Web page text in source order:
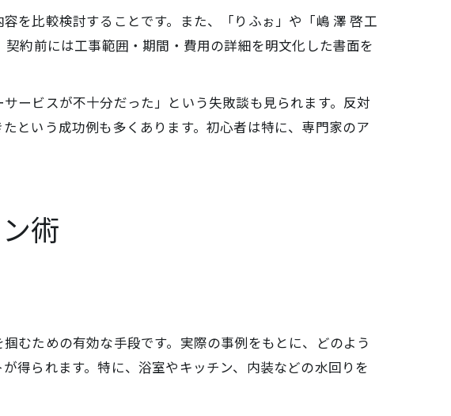
を比較検討することです。また、「りふぉ」や「嶋 澤 啓工
約前には工事範囲・期間・費用の詳細を明文化した書面を
ービスが不十分だった」という失敗談も見られます。反対
という成功例も多くあります。初心者は特に、専門家のア
術
むための有効な手段です。実際の事例をもとに、どのよう
得られます。特に、浴室やキッチン、内装などの水回りを